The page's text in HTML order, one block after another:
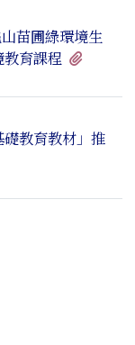
苗圃綠環境生
育課程
教育教材」推